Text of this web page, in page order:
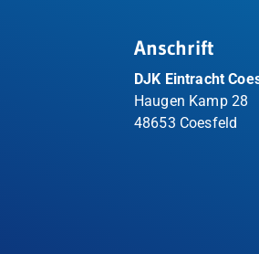
Anschrift
DJK Eintracht
Haugen Kamp 28
48653 Coesfeld